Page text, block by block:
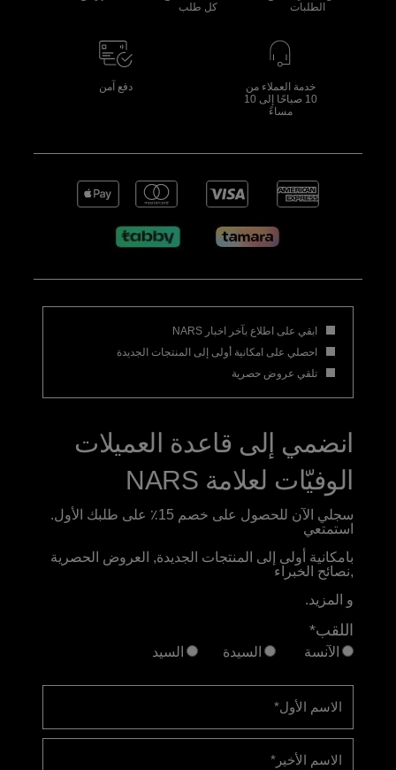
الطلبات
كل طلب
خدمة العملاء من
10 صباحًا إلى 10
مساءً
دفع آمن
ابقي على اطلاع بآخر اخبار NARS
احصلي على امكانية أولى إلى المنتجات الجديدة
تلقي عروض حصرية
انضمي إلى قاعدة العميلات
الوفيّات لعلامة NARS
سجلي الآن للحصول على خصم 15٪ على طلبك الأول.
استمتعي
بامكانية أولى إلى المنتجات الجديدة, العروض الحصرية
,نصائح الخبراء
و المزيد.
اللقب*
الآنسة السيدة السيد
الاسم الأول*
الاسم الأخير *